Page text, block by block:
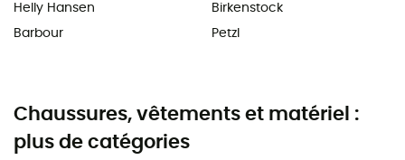
Helly Hansen
Barbour
Birkenstock
Petzl
Chaussures, vêtements et matériel :
plus de catégories